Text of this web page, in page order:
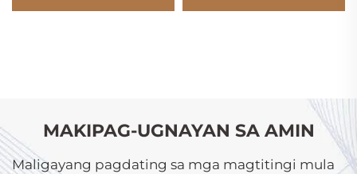
MAKIPAG-UGNAYAN SA AMIN
Maligayang pagdating sa mga magtitingi mula